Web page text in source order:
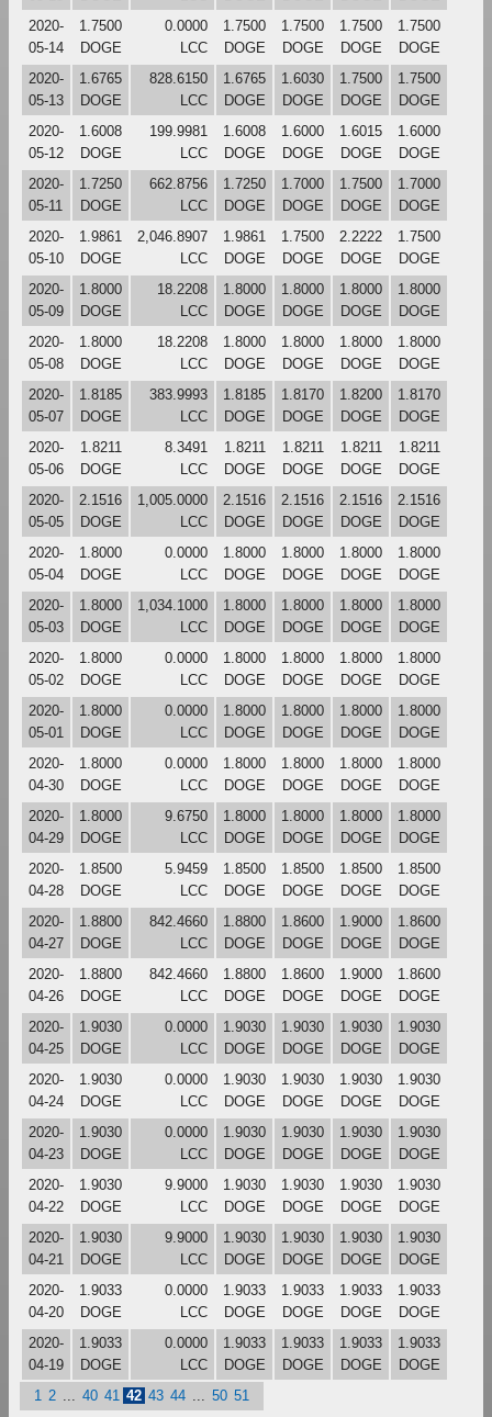
2020-
05-14
1.7500
DOGE
0.0000
LCC
1.7500
DOGE
1.7500
DOGE
1.7500
DOGE
1.7500
DOGE
2020-
05-13
1.6765
DOGE
828.6150
LCC
1.6765
DOGE
1.6030
DOGE
1.7500
DOGE
1.7500
DOGE
2020-
05-12
1.6008
DOGE
199.9981
LCC
1.6008
DOGE
1.6000
DOGE
1.6015
DOGE
1.6000
DOGE
2020-
05-11
1.7250
DOGE
662.8756
LCC
1.7250
DOGE
1.7000
DOGE
1.7500
DOGE
1.7000
DOGE
2020-
05-10
1.9861
DOGE
2,046.8907
LCC
1.9861
DOGE
1.7500
DOGE
2.2222
DOGE
1.7500
DOGE
2020-
05-09
1.8000
DOGE
18.2208
LCC
1.8000
DOGE
1.8000
DOGE
1.8000
DOGE
1.8000
DOGE
2020-
05-08
1.8000
DOGE
18.2208
LCC
1.8000
DOGE
1.8000
DOGE
1.8000
DOGE
1.8000
DOGE
2020-
05-07
1.8185
DOGE
383.9993
LCC
1.8185
DOGE
1.8170
DOGE
1.8200
DOGE
1.8170
DOGE
2020-
05-06
1.8211
DOGE
8.3491
LCC
1.8211
DOGE
1.8211
DOGE
1.8211
DOGE
1.8211
DOGE
2020-
05-05
2.1516
DOGE
1,005.0000
LCC
2.1516
DOGE
2.1516
DOGE
2.1516
DOGE
2.1516
DOGE
2020-
05-04
1.8000
DOGE
0.0000
LCC
1.8000
DOGE
1.8000
DOGE
1.8000
DOGE
1.8000
DOGE
2020-
05-03
1.8000
DOGE
1,034.1000
LCC
1.8000
DOGE
1.8000
DOGE
1.8000
DOGE
1.8000
DOGE
2020-
05-02
1.8000
DOGE
0.0000
LCC
1.8000
DOGE
1.8000
DOGE
1.8000
DOGE
1.8000
DOGE
2020-
05-01
1.8000
DOGE
0.0000
LCC
1.8000
DOGE
1.8000
DOGE
1.8000
DOGE
1.8000
DOGE
2020-
04-30
1.8000
DOGE
0.0000
LCC
1.8000
DOGE
1.8000
DOGE
1.8000
DOGE
1.8000
DOGE
2020-
04-29
1.8000
DOGE
9.6750
LCC
1.8000
DOGE
1.8000
DOGE
1.8000
DOGE
1.8000
DOGE
2020-
04-28
1.8500
DOGE
5.9459
LCC
1.8500
DOGE
1.8500
DOGE
1.8500
DOGE
1.8500
DOGE
2020-
04-27
1.8800
DOGE
842.4660
LCC
1.8800
DOGE
1.8600
DOGE
1.9000
DOGE
1.8600
DOGE
2020-
04-26
1.8800
DOGE
842.4660
LCC
1.8800
DOGE
1.8600
DOGE
1.9000
DOGE
1.8600
DOGE
2020-
04-25
1.9030
DOGE
0.0000
LCC
1.9030
DOGE
1.9030
DOGE
1.9030
DOGE
1.9030
DOGE
2020-
04-24
1.9030
DOGE
0.0000
LCC
1.9030
DOGE
1.9030
DOGE
1.9030
DOGE
1.9030
DOGE
2020-
04-23
1.9030
DOGE
0.0000
LCC
1.9030
DOGE
1.9030
DOGE
1.9030
DOGE
1.9030
DOGE
2020-
04-22
1.9030
DOGE
9.9000
LCC
1.9030
DOGE
1.9030
DOGE
1.9030
DOGE
1.9030
DOGE
2020-
04-21
1.9030
DOGE
9.9000
LCC
1.9030
DOGE
1.9030
DOGE
1.9030
DOGE
1.9030
DOGE
2020-
04-20
1.9033
DOGE
0.0000
LCC
1.9033
DOGE
1.9033
DOGE
1.9033
DOGE
1.9033
DOGE
2020-
04-19
1.9033
DOGE
0.0000
LCC
1.9033
DOGE
1.9033
DOGE
1.9033
DOGE
1.9033
DOGE
1
2 40 41 42 43 44 50 51